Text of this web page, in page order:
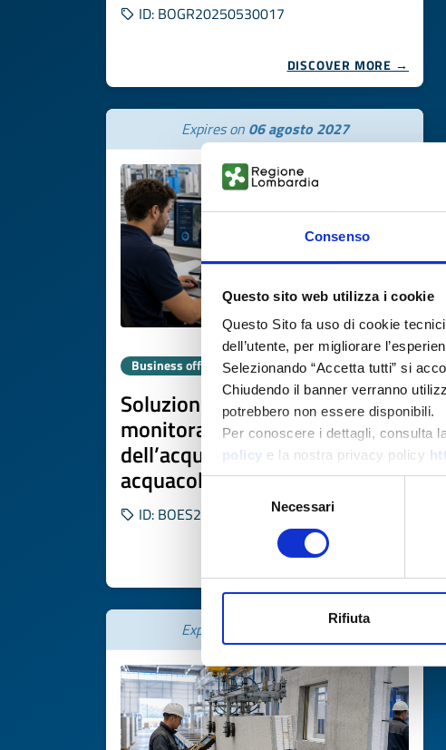
Consenso
Questo sito web utilizza i cookie
Questo Sito fa uso di cookie
dell’utente, per migliorare
Selezionando “Accetta tutti” si
Chiudendo il banner verranno
potrebbero non essere disponibili.
Per conoscere i dettagli, consulta
policy e la nostra privacy policy
Selezione
Necessari
Rifiuta
ID: BOGR20250530017
DISCOVER MORE →
Expires on 06 agosto 2027
Business offer
Soluzioni digitali e IoT per
monitoraggio qualità
dell’acqua e gestione
acquacoltura
ID: BOES20260618009
Expires on 06 agosto 2027